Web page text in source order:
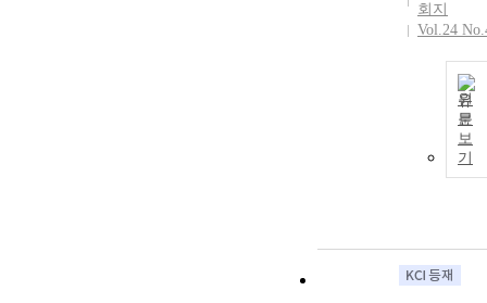
회지
Vol.24
원
문
보
기